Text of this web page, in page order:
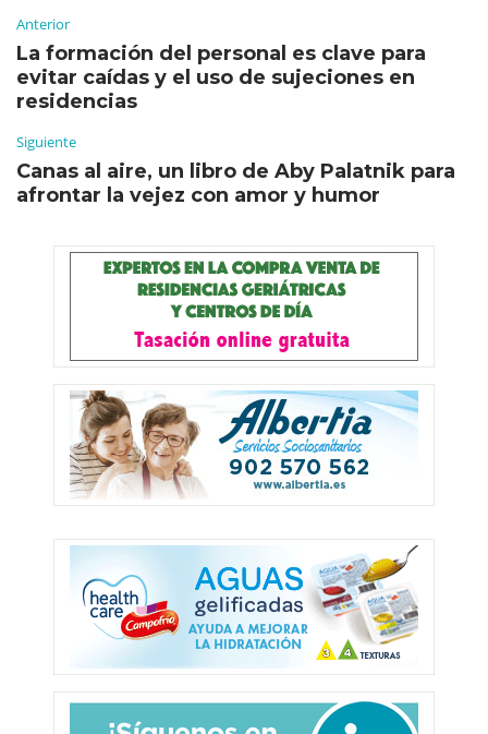
Anterior
La formación del personal es clave para
evitar caídas y el uso de sujeciones en
residencias
Siguiente
Canas al aire, un libro de Aby Palatnik para
afrontar la vejez con amor y humor